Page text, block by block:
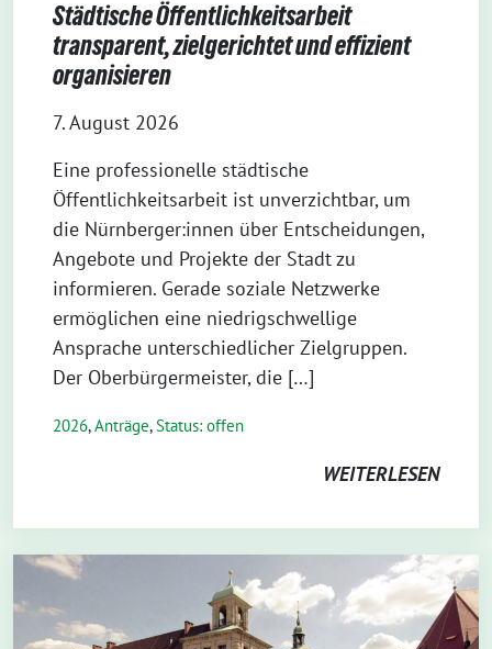
Städtische Öffentlichkeitsarbeit
transparent, zielgerichtet und effizient
organisieren
7. August 2026
Eine professionelle städtische
Öffentlichkeitsarbeit ist unverzichtbar, um
die Nürnberger:innen über Entscheidungen,
Angebote und Projekte der Stadt zu
informieren. Gerade soziale Netzwerke
ermöglichen eine niedrigschwellige
Ansprache unterschiedlicher Zielgruppen.
Der Oberbürgermeister, die […]
2026,Anträge,Status: offen
WEITERLESEN